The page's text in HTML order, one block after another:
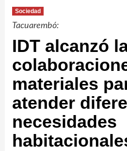
Sociedad
Tacuarembó:
IDT alcanzó
materiales
atender
necesidades